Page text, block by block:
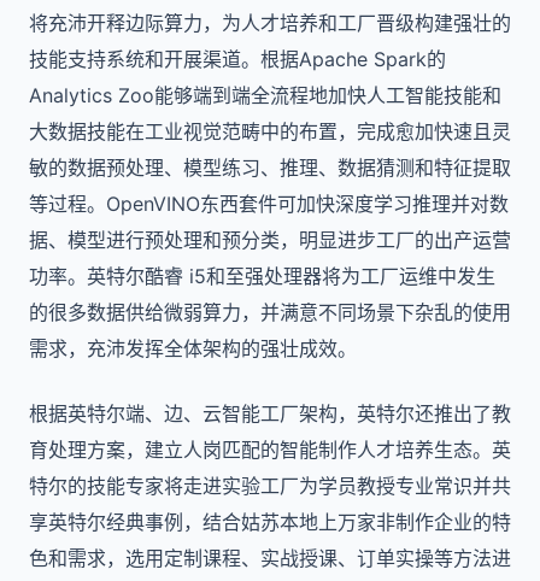
将充沛开释边际算力，为人才培养和工厂晋级构建强壮的
技能支持系统和开展渠道。根据Apache Spark的
Analytics Zoo能够端到端全流程地加快人工智能技能和
大数据技能在工业视觉范畴中的布置，完成愈加快速且灵
敏的数据预处理、模型练习、推理、数据猜测和特征提取
等过程。OpenVINO东西套件可加快深度学习推理并对数
据、模型进行预处理和预分类，明显进步工厂的出产运营
功率。英特尔酷睿 i5和至强处理器将为工厂运维中发生
的很多数据供给微弱算力，并满意不同场景下杂乱的使用
需求，充沛发挥全体架构的强壮成效。
根据英特尔端、边、云智能工厂架构，英特尔还推出了教
育处理方案，建立人岗匹配的智能制作人才培养生态。英
特尔的技能专家将走进实验工厂为学员教授专业常识并共
享英特尔经典事例，结合姑苏本地上万家非制作企业的特
色和需求，选用定制课程、实战授课、订单实操等方法进